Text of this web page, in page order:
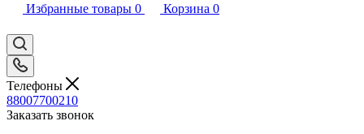
Избранные товары 0 Корзина 0
Телефоны
88007700210
Заказать звонок